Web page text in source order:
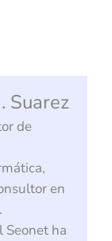
Suarez
de
en
Seonet ha